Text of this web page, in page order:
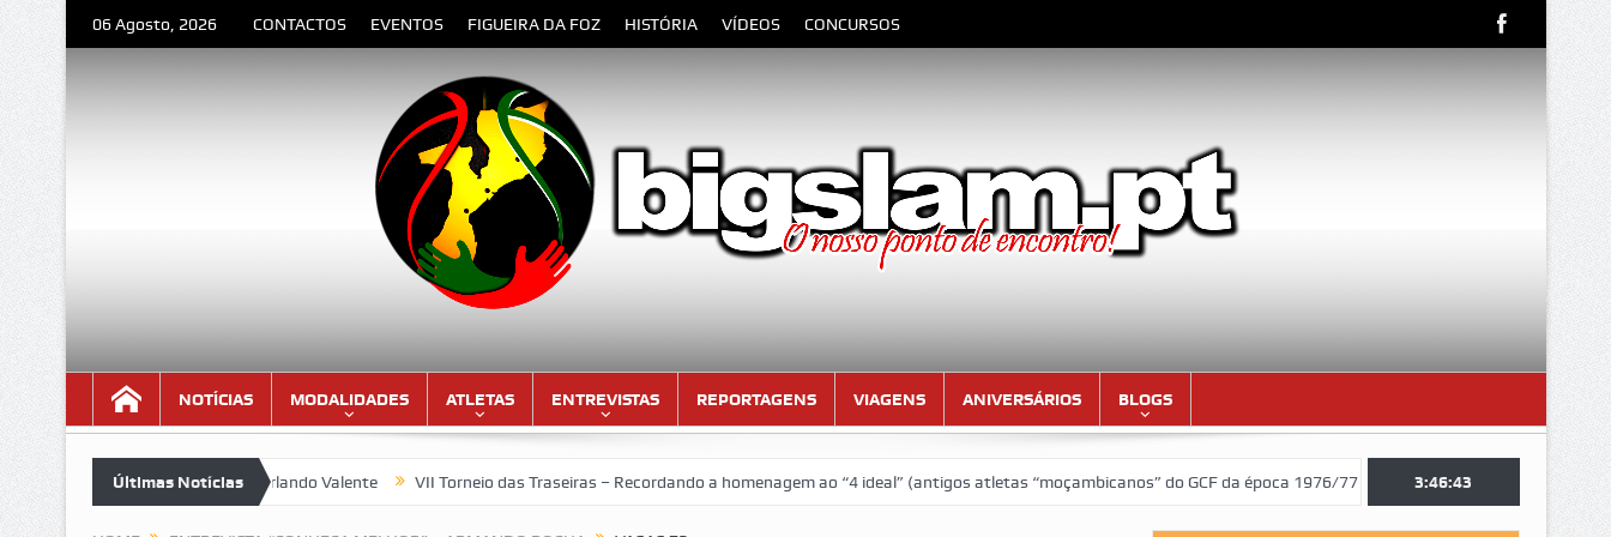
06 Agosto, 2026 CONTACTOS EVENTOS FIGUEIRA DA FOZ HISTÓRIA VÍDEOS CONCURSOS
NOTÍCIAS MODALIDADES ATLETAS ENTREVISTAS REPORTAGENS VIAGENS ANIVERSÁRIOS BLOGS
Últimas Notícias
DESPEDIDA” – Poema de Orlando Valente VII Torneio das Traseiras – Recordando a homenagem ao “4 ideal” (antigos atletas “moçambicanos” do GCF da época 1976/77) Aniversariantes do mês de AGOSTO
3:46:44